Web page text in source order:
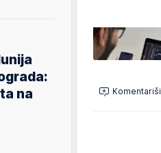
na
Komentariši